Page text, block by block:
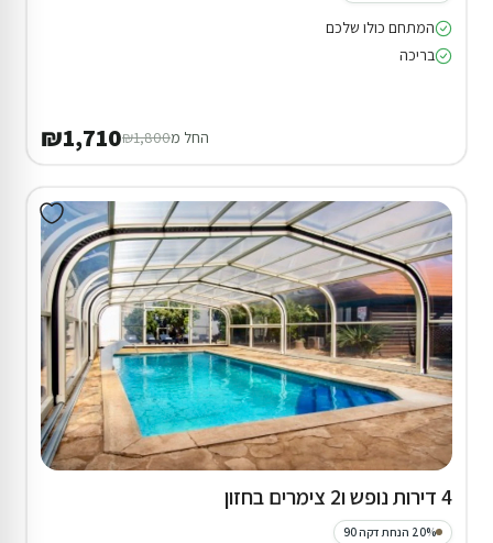
המתחם כולו שלכם
בריכה
החל מ₪1,800
₪1,710
4 דירות נופש ו2 צימרים בחזון
20% הנחת דקה 90